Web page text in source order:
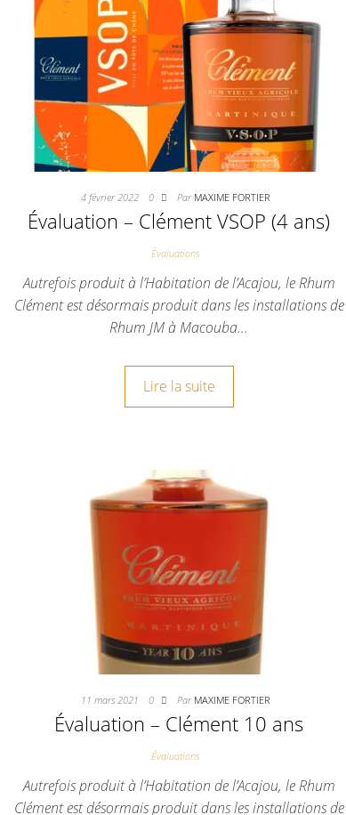
4 février 2022 0 Par MAXIME FORTIER
Évaluation – Clément VSOP (4 ans)
Évaluations
Autrefois produit à l’Habitation de l’Acajou, le Rhum
Clément est désormais produit dans les installations de
Rhum JM à Macouba…
Lire la suite
11 mars 2021 0 Par MAXIME FORTIER
Évaluation – Clément 10 ans
Évaluations
Autrefois produit à l’Habitation de l’Acajou, le Rhum
Clément est désormais produit dans les installations de